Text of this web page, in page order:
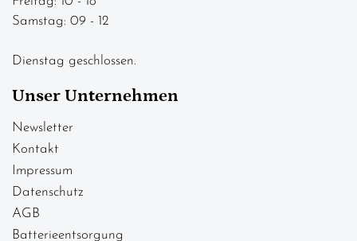
Samstag: 09 - 12
Dienstag geschlossen.
Unser Unternehmen
Newsletter
Kontakt
Impressum
Datenschutz
AGB
Batterieentsorgung